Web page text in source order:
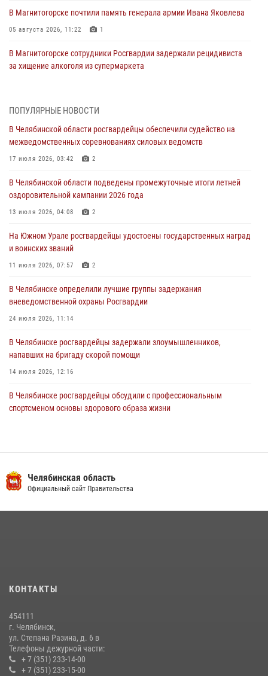
В Магнитогорске почтили память генерала армии Ивана Яковлева
05 августа 2026, 11:22 1
В Магнитогорске сотрудники Росгвардии задержали рецидивиста
за хищение алкоголя из супермаркета
На Южном Урале спецназ Росгвардии провел военно-полевые
Росгвардейцы задержали трёх магазинных воров в Челябинске
На Южном Урале сотрудники Росгвардии задержали
подозреваемого в совершении убийства
В Челябинской области росгвардейцами по горячим следам
задержан подозреваемый в грабеже
ПОПУЛЯРНЫЕ НОВОСТИ
В Челябинской области росгвардейцы обеспечили судейство на
межведомственных соревнованиях силовых ведомств
17 июля 2026, 03:42 2
В Челябинской области подведены промежуточные итоги летней
оздоровительной кампании 2026 года
13 июля 2026, 04:08 2
На Южном Урале росгвардейцы удостоены государственных наград
и воинских званий
11 июля 2026, 07:57 2
В Челябинске определили лучшие группы задержания
вневедомственной охраны Росгвардии
24 июля 2026, 11:14
В Челябинске росгвардейцы задержали злоумышленников,
напавших на бригаду скорой помощи
14 июля 2026, 12:16
В Челябинске росгвардейцы обсудили с профессиональным
спортсменом основы здорового образа жизни
23 июля 2026, 09:28 2
14 июля 2026, 05:15
Челябинская область
Официальный сайт Правительства
КОНТАКТЫ
454111
г. Челябинск,
ул. Степана Разина, д. 6 в
Телефоны дежурной части:
+ 7 (351) 233-14-00
+ 7 (351) 233-15-00